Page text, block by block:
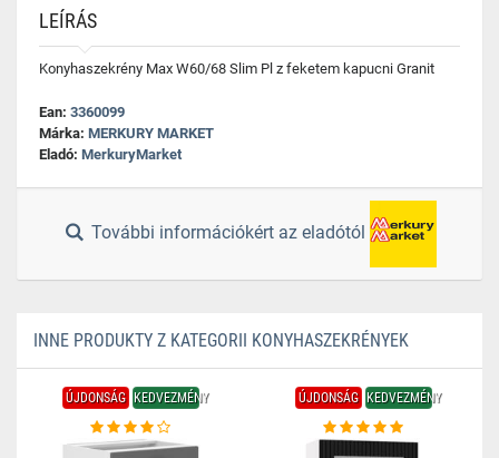
LEÍRÁS
Konyhaszekrény Max W60/68 Slim Pl z feketem kapucni Granit
Ean: 3360099
Márka: MERKURY MARKET
Eladó: MerkuryMarket
További információkért az eladótól
INNE PRODUKTY Z KATEGORII KONYHASZEKRÉNYEK
ÚJDONSÁG KEDVEZMÉNY ÚJDONSÁG KEDVEZMÉNY